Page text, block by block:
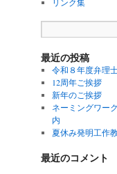
最近の投稿
令和８年度弁理
12周年ご挨拶
新年のご挨拶
ネーミングワー
内
夏休み発明工作
最近のコメント